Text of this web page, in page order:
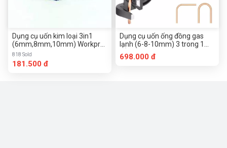
Dụng cụ uốn kim loại 3in1
(6mm,8mm,10mm) Workpro
- WP103007
818 Sold
181.500 đ
Dụng cụ uốn ống đồng gas
lạnh (6-8-10mm) 3 trong 1
ĐÀI LOAN GITTA GT-368 ( 3 in
1 180° TUBE BENDER)
698.000 đ